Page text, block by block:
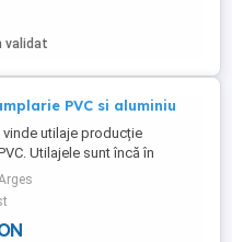
validat
PVC si aluminiu
vinde utilaje producție
Utilajele sunt încă în
funcționale. Sunt de
Kraft&Muller (
2016-2018. Mașina lipit 0,2
230V 1500 Mașina de